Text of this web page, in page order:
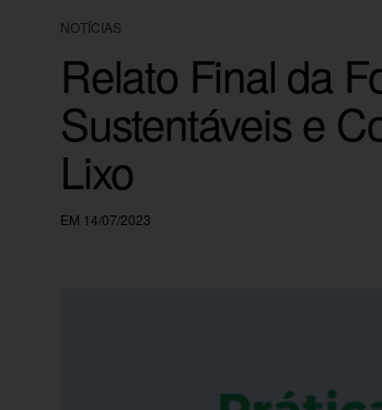
NOTÍCIAS
Relato Final da
Sustentáveis e
Lixo
EM 14/07/2023